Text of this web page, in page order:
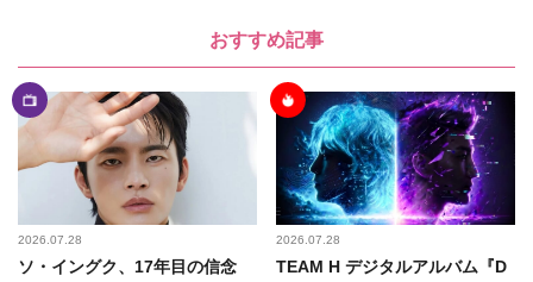
おすすめ記事
2026.07.28
ソ・イングク、17年目の信念
2026.07.28
TEAM H デジタルアルバム『D